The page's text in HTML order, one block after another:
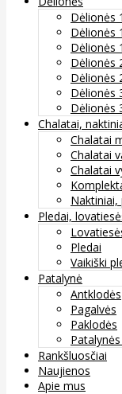
Dėlionės
Dėlionės
Dėlionės
Dėlionės
Dėlionės
Dėlionės
Dėlionės
Chalatai,
Chalatai
Chalatai
Chalatai
Pledai,
Pledai
Vaikiški
Patalynė
Antklodės
Pagalvės
Paklodės
Rankšluosčiai
Naujienos
Apie mus